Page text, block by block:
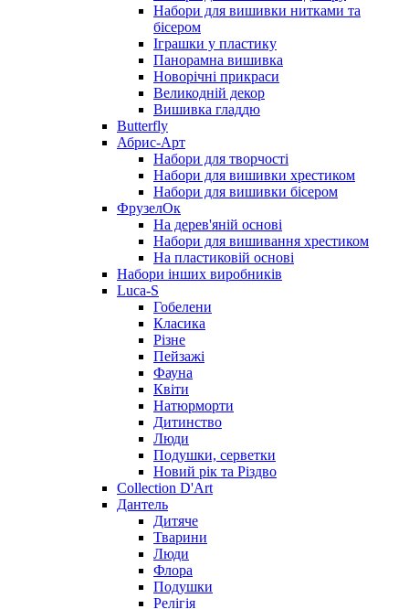
Набори для вишивки нитками та
бісером
Іграшки у пластику
Панорамна вишивка
Новорічні прикраси
Великодній декор
Вишивка гладдю
Butterfly
Абрис-Арт
Набори для творчості
Набори для вишивки хрестиком
Набори для вишивки бісером
ФрузелОк
На дерев'яній основі
Набори для вишивання хрестиком
На пластиковій основі
Набори інших виробників
Luca-S
Гобелени
Класика
Різне
Пейзажі
Фауна
Квіти
Натюрморти
Дитинство
Люди
Подушки, серветки
Новий рік та Різдво
Collection D'Art
Дантель
Дитяче
Тварини
Люди
Флора
Подушки
Релігія